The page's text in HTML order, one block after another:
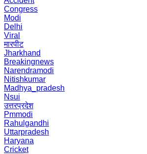
Congress
Modi
Delhi
Viral
मारपीट
Jharkhand
Breakingnews
Narendramodi
Nitishkumar
Madhya_pradesh
Nsui
उत्तरप्रदेश
Pmmodi
Rahulgandhi
Uttarpradesh
Haryana
Cricket